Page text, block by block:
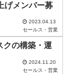
げメンバー募
2023.04.13
セールス・営業
クの構築・運
2024.11.20
セールス・営業